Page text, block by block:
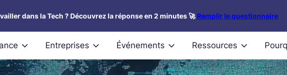
dans la Tech ? Découvrez la réponse en 2 minutes 🚀Remplir le questionnaire
Entreprises Événements Ressources